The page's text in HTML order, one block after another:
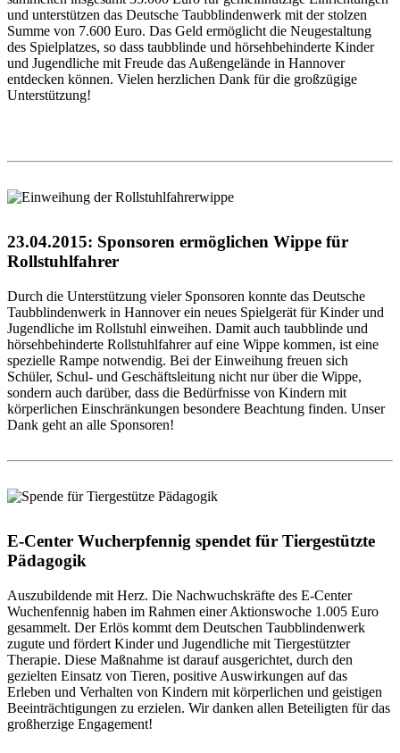
und unterstützen das Deutsche Taubblindenwerk mit der stolzen
Summe von 7.600 Euro. Das Geld ermöglicht die Neugestaltung
des Spielplatzes, so dass taubblinde und hörsehbehinderte Kinder
und Jugendliche mit Freude das Außengelände in Hannover
entdecken können. Vielen herzlichen Dank für die großzügige
Unterstützung!
23.04.2015: Sponsoren ermöglichen Wippe für
Rollstuhlfahrer
Durch die Unterstützung vieler Sponsoren konnte das Deutsche
Taubblindenwerk in Hannover ein neues Spielgerät für Kinder und
Jugendliche im Rollstuhl einweihen. Damit auch taubblinde und
hörsehbehinderte Rollstuhlfahrer auf eine Wippe kommen, ist eine
spezielle Rampe notwendig. Bei der Einweihung freuen sich
Schüler, Schul- und Geschäftsleitung nicht nur über die Wippe,
sondern auch darüber, dass die Bedürfnisse von Kindern mit
körperlichen Einschränkungen besondere Beachtung finden. Unser
Dank geht an alle Sponsoren!
E-Center Wucherpfennig spendet für Tiergestützte
Pädagogik
Auszubildende mit Herz. Die Nachwuchskräfte des E-Center
Wuchenfennig haben im Rahmen einer Aktionswoche 1.005 Euro
gesammelt. Der Erlös kommt dem Deutschen Taubblindenwerk
zugute und fördert Kinder und Jugendliche mit Tiergestützter
Therapie. Diese Maßnahme ist darauf ausgerichtet, durch den
gezielten Einsatz von Tieren, positive Auswirkungen auf das
Erleben und Verhalten von Kindern mit körperlichen und geistigen
Beeinträchtigungen zu erzielen. Wir danken allen Beteiligten für das
großherzige Engagement!